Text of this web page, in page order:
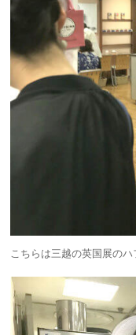
こちらは三越の英国展のハ